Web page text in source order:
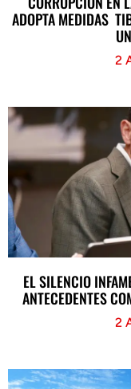
ADOPTA MEDIDAS
2
EL SILENCIO
ANTECEDENTES
2